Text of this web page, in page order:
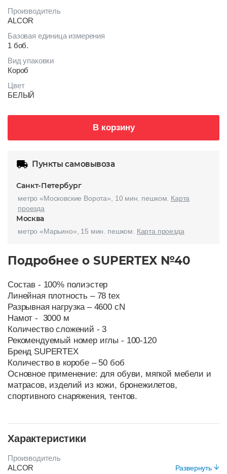
Производитель
ALCOR
Базовая единица измерения
1 боб.
Вид упаковки
Короб
Цвет
БЕЛЫЙ
В корзину
Пункты самовывоза
Санкт-Петербург
метро «Московские Ворота», 10 мин. пешком. Карта
проезда
Москва
метро «Марьино», 15 мин. пешком. Карта проезда
Подробнее о SUPERTEX №40
Состав - 100% полиэстер
Линейная плотность – 78 tex
Разрывная нагрузка – 4600 cN
Намот - 3000 м
Количество сложений - 3
Рекомендуемый номер иглы - 100-120
Бренд SUPERTEX
Количество в коробе – 50 боб
Основное применение: для обуви, мягкой мебели и
матрасов, изделий из кожи, бронежилетов,
спортивного снаряжения, тентов.
Характеристики
Развернуть
Производитель
ALCOR